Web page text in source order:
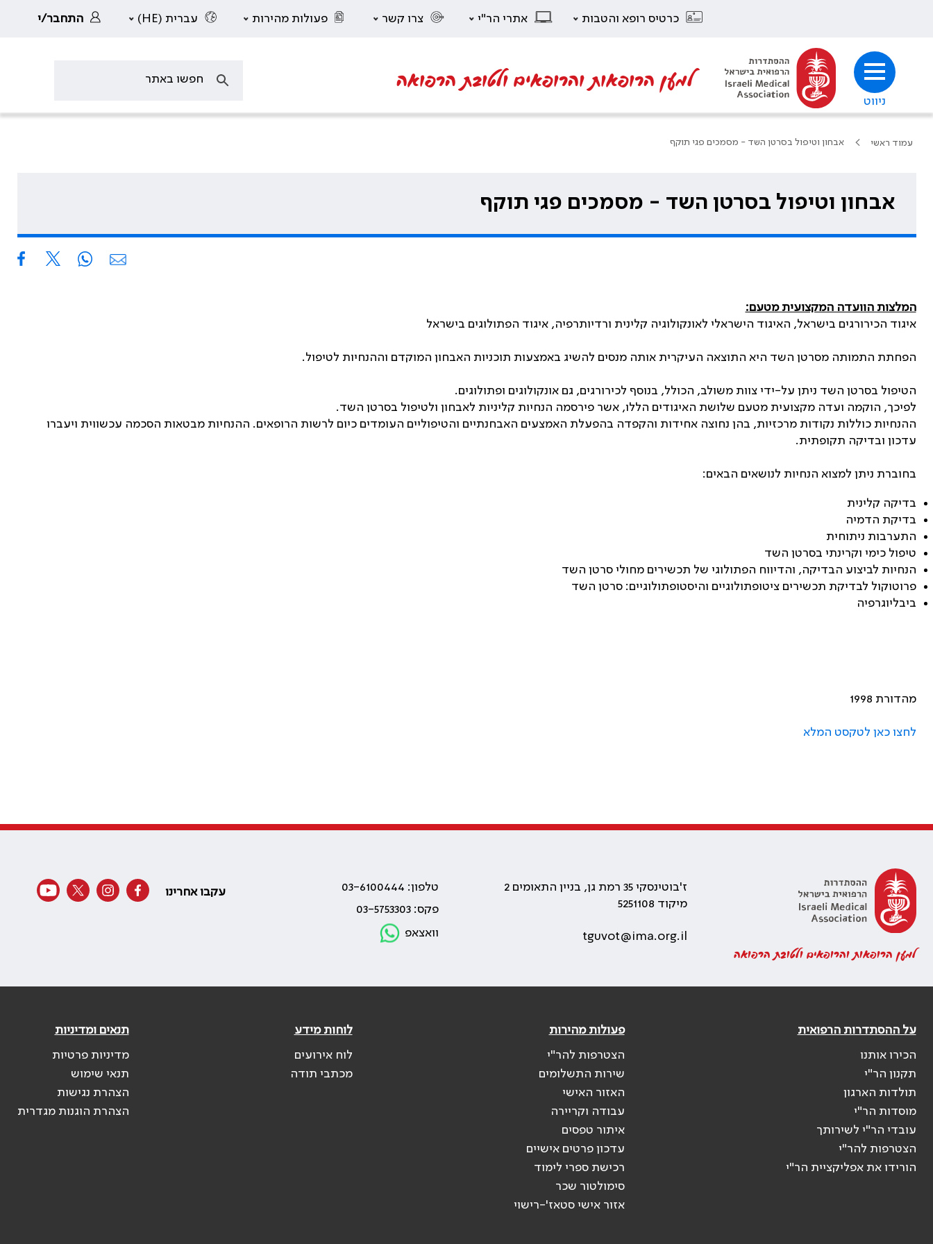
כרטיס רופא והטבות אתרי הר"י צרו קשר פעולות מהירות עברית (HE) התחבר/י
ניווט
למען הרופאות והרופאים ולטובת הרפואה
עמוד ראשי אבחון וטיפול בסרטן השד - מסמכים פגי תוקף
אבחון וטיפול בסרטן השד - מסמכים פגי תוקף
המלצות הוועדה המקצועית מטעם:
איגוד הכירורגים בישראל, האיגוד הישראלי לאונקולוגיה קלינית ורדיותרפיה, איגוד הפתולוגים בישראל
הפחתת התמותה מסרטן השד היא התוצאה העיקרית אותה מנסים להשיג באמצעות תוכניות האבחון המוקדם וההנחיות לטיפול.
הטיפול בסרטן השד ניתן על-ידי צוות משולב, הכולל, בנוסף לכירורגים, גם אונקולוגים ופתולוגים.
לפיכך, הוקמה ועדה מקצועית מטעם שלושת האיגודים הללו, אשר פירסמה הנחיות קליניות לאבחון ולטיפול בסרטן השד.
ההנחיות כוללות נקודות מרכזיות, בהן נחוצה אחידות והקפדה בהפעלת האמצעים האבחנתיים והטיפוליים העומדים כיום לרשות הרופאים. ההנחיות מבטאות הסכמה עכשווית ויעברו
עדכון ובדיקה תקופתית.
בחוברת ניתן למצוא הנחיות לנושאים הבאים:
בדיקה קלינית
בדיקת הדמיה
התערבות ניתוחית
טיפול כימי וקרינתי בסרטן השד
הנחיות לביצוע הבדיקה, והדיווח הפתולוגי של תכשירים מחולי סרטן השד
פרוטוקול לבדיקת תכשירים ציטופתולוגיים והיסטופתולוגיים: סרטן השד
ביבליוגרפיה
מהדורת 1998
לחצו כאן לטקסט המלא
למען הרופאות והרופאים ולטובת הרפואה
ז'בוטינסקי 35 רמת גן, בניין התאומים 2
מיקוד 5251108
tguvot@ima.org.il
טלפון: 03-6100444
פקס: 03-5753303
וואצאפ
עקבו אחרינו
על ההסתדרות הרפואית
הכירו אותנו
תקנון הר"י
תולדות הארגון
מוסדות הר"י
עובדי הר"י לשירותך
הצטרפות להר"י
הורידו את אפליקציית הר"י
פעולות מהירות
הצטרפות להר"י
שירות התשלומים
האזור האישי
עבודה וקריירה
איתור טפסים
עדכון פרטים אישיים
רכישת ספרי לימוד
סימולטור שכר
אזור אישי סטאז'-רישוי
לוחות מידע
לוח אירועים
מכתבי תודה
תנאים ומדיניות
מדיניות פרטיות
תנאי שימוש
הצהרת נגישות
הצהרת הוגנות מגדרית